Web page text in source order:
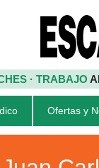
· TRABAJO
Ofertas y